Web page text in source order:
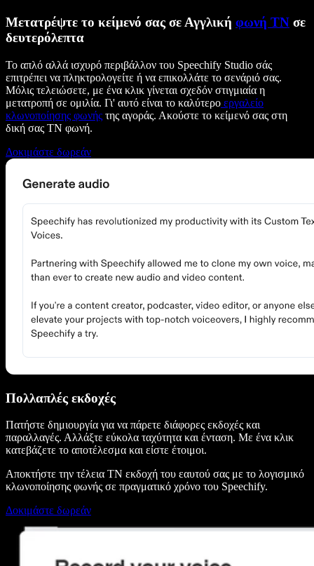
Μετατρέψτε το κείμενό σας σε Αγγλική φωνή ΤΝ σε
δευτερόλεπτα
Το απλό αλλά ισχυρό περιβάλλον του Speechify Studio σάς
επιτρέπει να πληκτρολογείτε ή να επικολλάτε το σενάριό σας.
Μόλις τελειώσετε, με ένα κλικ γίνεται σχεδόν στιγμιαία η
μετατροπή σε ομιλία. Γι' αυτό είναι το καλύτερο εργαλείο
κλωνοποίησης φωνής της αγοράς. Ακούστε το κείμενό σας στη
δική σας ΤΝ φωνή.
Δοκιμάστε δωρεάν
Πολλαπλές εκδοχές
Πατήστε δημιουργία για να πάρετε διάφορες εκδοχές και
παραλλαγές. Αλλάξτε εύκολα ταχύτητα και ένταση. Με ένα κλικ
κατεβάζετε το αποτέλεσμα και είστε έτοιμοι.
Αποκτήστε την τέλεια ΤΝ εκδοχή του εαυτού σας με το λογισμικό
κλωνοποίησης φωνής σε πραγματικό χρόνο του Speechify.
Δοκιμάστε δωρεάν